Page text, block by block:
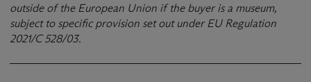
outside of the European Union if the buyer is a museum,
subject to specific provision set out under EU Regulation
2021/C 528/03.